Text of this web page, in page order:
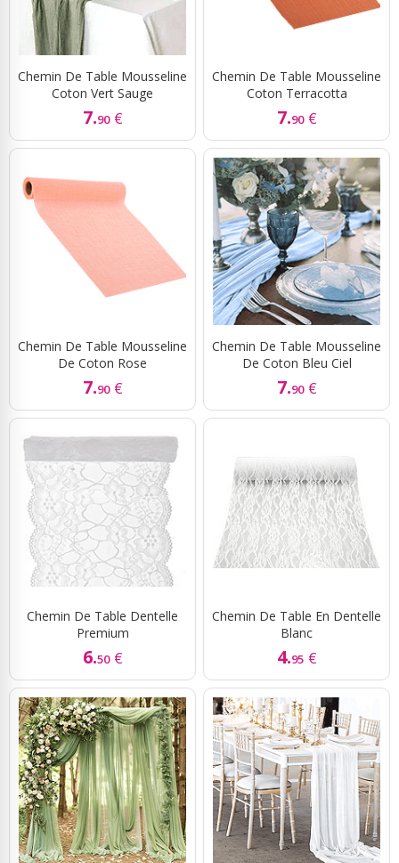
Chemin De Table Mousseline
Coton Vert Sauge
7.90 €
Chemin De Table Mousseline
Coton Terracotta
7.90 €
Chemin De Table Mousseline
De Coton Rose
7.90 €
Chemin De Table Mousseline
De Coton Bleu Ciel
7.90 €
Chemin De Table Dentelle
Premium
6.50 €
Chemin De Table En Dentelle
Blanc
4.95 €